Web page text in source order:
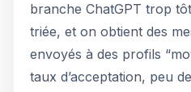
branche ChatGPT trop
triée, et on obtient des
envoyés à des profils
taux d’acceptation, peu